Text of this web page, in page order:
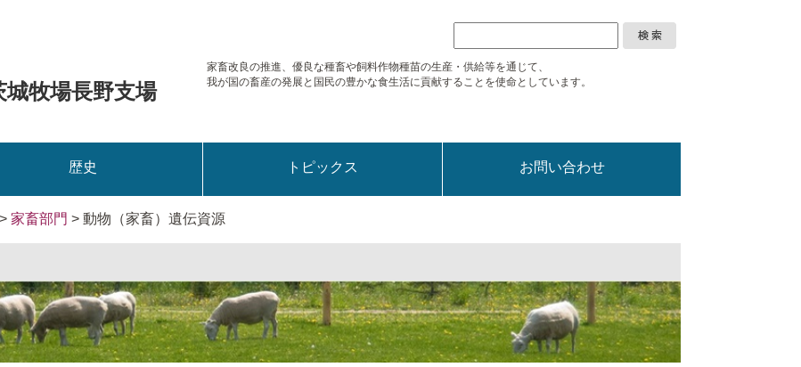
牧場長野支場
家畜改良の推進、優良な種畜や飼料作物種苗の生産・供給等を通じて、
我が国の畜産の発展と国民の豊かな食生活に貢献することを使命としています。
歴史 トピックス お問い合わせ
>家畜部門 > 動物（家畜）遺伝資源